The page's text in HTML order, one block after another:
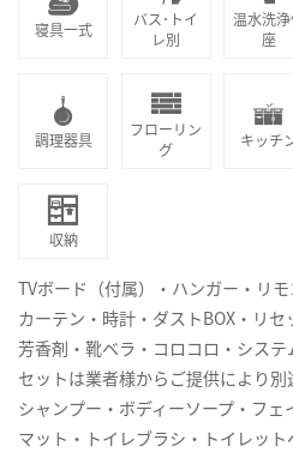
寝具一式
バス･トイ
レ別
温水洗
座
調理器具
フローリン
グ
キッチ
収納
TVボード（付属）・ハンガー・リ
カーテン・時計・ダストBOX・リ
芳香剤・靴ベラ・コロコロ・シス
セットは業者様からご提供により別
シャンプー・ボディーソープ・フ
マット・トイレブラシ・トイレッ